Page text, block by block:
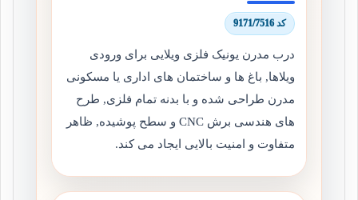
کد 9171/7516
درب مدرن یونیک فلزی ویلایی برای ورودی
ویلاها, باغ ها و ساختمان های اداری یا مسکونی
مدرن طراحی شده و با بدنه تمام فلزی, طرح
های هندسی برش CNC و سطح پوشیده, ظاهر
متفاوت و امنیت بالایی ایجاد می کند.